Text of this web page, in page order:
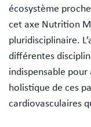
écosystème
cet axe Nutrition
pluridisciplinaire.
différentes
indispensable
holistique de ces
cardiovasculaires